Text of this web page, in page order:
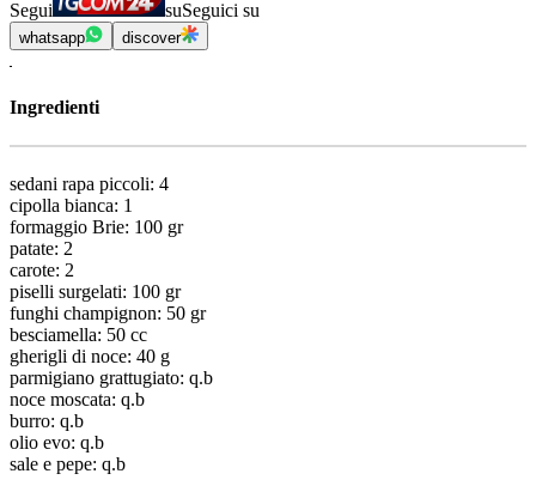
Segui suSeguici su
whatsapp discover
Ingredienti
sedani rapa piccoli: 4
cipolla bianca: 1
formaggio Brie: 100 gr
patate: 2
carote: 2
piselli surgelati: 100 gr
funghi champignon: 50 gr
besciamella: 50 cc
gherigli di noce: 40 g
parmigiano grattugiato: q.b
noce moscata: q.b
burro: q.b
olio evo: q.b
sale e pepe: q.b